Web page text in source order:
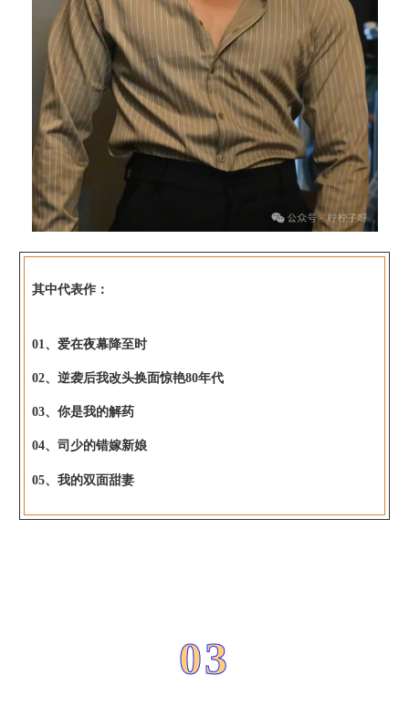
其中代表作：
01、爱在夜幕降至时
02、逆袭后我改头换面惊艳80年代
03、你是我的解药
04、司少的错嫁新娘
05、我的双面甜妻
03